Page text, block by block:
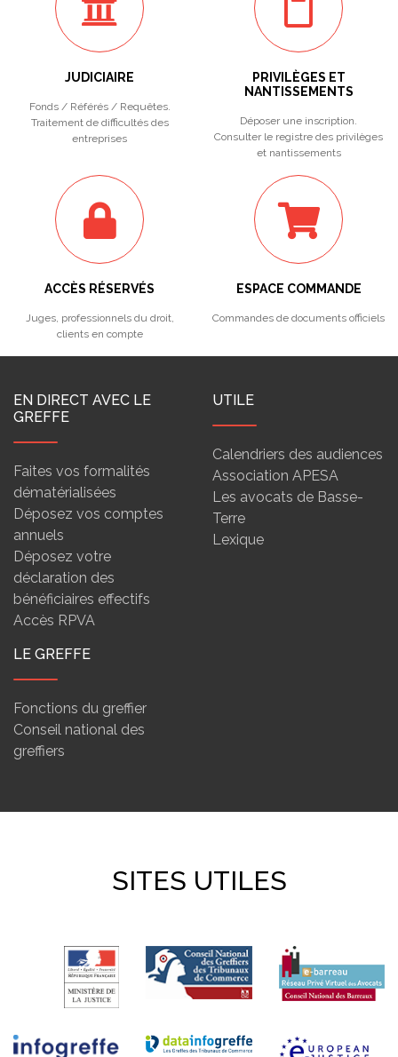
JUDICIAIRE
Fonds / Référés / Requêtes.
Traitement de difficultés des
entreprises
PRIVILÈGES ET
NANTISSEMENTS
Déposer une inscription.
Consulter le registre des privilèges
et nantissements
ACCÈS RÉSERVÉS
Juges, professionnels du droit,
clients en compte
ESPACE COMMANDE
Commandes de documents officiels
EN DIRECT AVEC LE
GREFFE
Faites vos formalités
dématérialisées
Déposez vos comptes
annuels
Déposez votre
déclaration des
bénéficiaires effectifs
Accès RPVA
UTILE
Calendriers des audiences
Association APESA
Les avocats de Basse-
Terre
Lexique
LE GREFFE
Fonctions du greffier
Conseil national des
greffiers
SITES UTILES